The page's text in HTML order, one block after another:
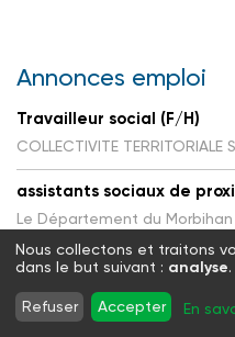
Annonces emploi
Travailleur social (F/H)
COLLECTIVITE TERRITORIALE
assistants sociaux de
Le Département du Morbihan
Médecin conseiller·e
Ecole des Parents et
Nous collectons et traitons
dans le but suivant : analyse.
Refuser Accepter En